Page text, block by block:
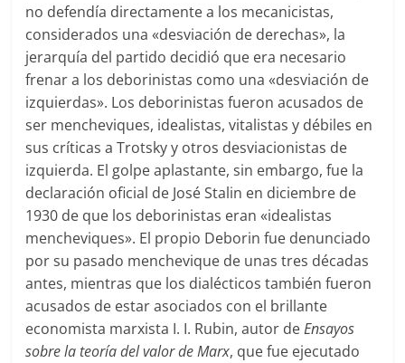
no defendía directamente a los mecanicistas,
considerados una «desviación de derechas», la
jerarquía del partido decidió que era necesario
frenar a los deborinistas como una «desviación de
izquierdas». Los deborinistas fueron acusados de
ser mencheviques, idealistas, vitalistas y débiles en
sus críticas a Trotsky y otros desviacionistas de
izquierda. El golpe aplastante, sin embargo, fue la
declaración oficial de José Stalin en diciembre de
1930 de que los deborinistas eran «idealistas
mencheviques». El propio Deborin fue denunciado
por su pasado menchevique de unas tres décadas
antes, mientras que los dialécticos también fueron
acusados de estar asociados con el brillante
economista marxista I. I. Rubin, autor deEnsayos
sobre la teoría del valor de Marx, que fue ejecutado